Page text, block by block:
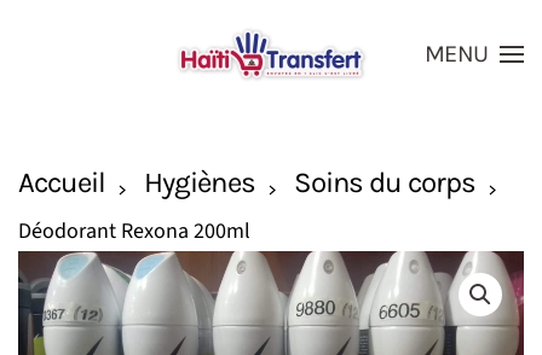
Skip to main content
MENU
Accueil Hygiènes Soins du corps
Déodorant Rexona 200ml